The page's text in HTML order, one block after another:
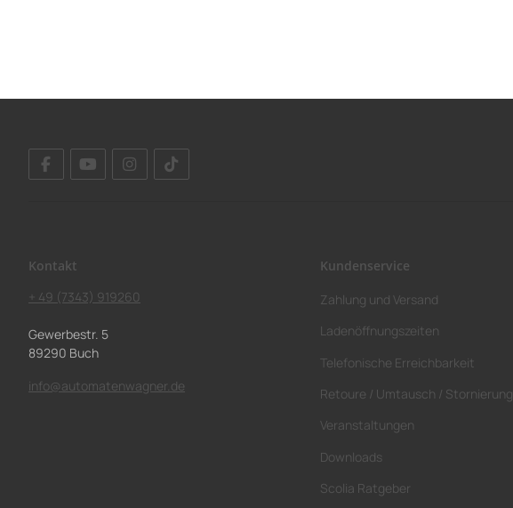
Kontakt
+ 49 (7343) 919260
Gewerbestr. 5
89290 Buch
info@automatenwagner.de
Kundenservice
Zahlung und Versand
Ladenöffnungszeiten
Telefonische Erreichbarkeit
Retoure / Umtausch / Stornierung
Veranstaltungen
Downloads
Scolia Ratgeber